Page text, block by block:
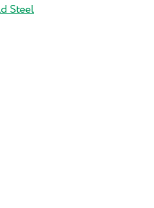
Steel